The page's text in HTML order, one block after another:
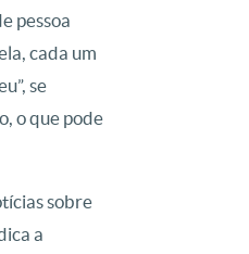
pessoa
cada um
se
o que pode
sobre
a